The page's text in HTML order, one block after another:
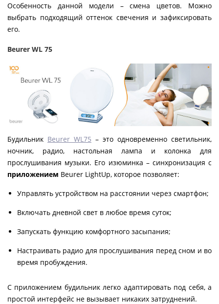
Особенность данной модели – смена цветов. Можно
выбрать подходящий оттенок свечения и зафиксировать
его.
Beurer WL 75
Будильник Beurer WL75 – это одновременно светильник,
ночник, радио, настольная лампа и колонка для
прослушивания музыки. Его изюминка – синхронизация с
приложением Beurer LightUp, которое позволяет:
Управлять устройством на расстоянии через смартфон;
Включать дневной свет в любое время суток;
Запускать функцию комфортного засыпания;
Настраивать радио для прослушивания перед сном и во
время пробуждения.
С приложением будильник легко адаптировать под себя, а
простой интерфейс не вызывает никаких затруднений.